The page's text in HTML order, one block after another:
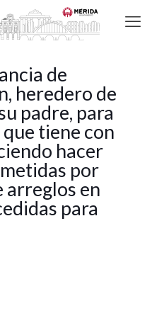
de
heredero de
padre, para
tiene con
hacer
por
arreglos en
para